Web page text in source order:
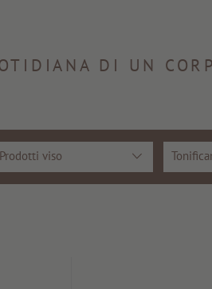
DI UN
Prodotti viso